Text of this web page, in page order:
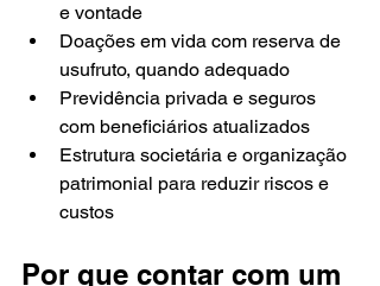
e vontade
Doações em vida com reserva de
usufruto, quando adequado
Previdência privada e seguros
com beneficiários atualizados
Estrutura societária e organização
patrimonial para reduzir riscos e
custos
Por que contar com um